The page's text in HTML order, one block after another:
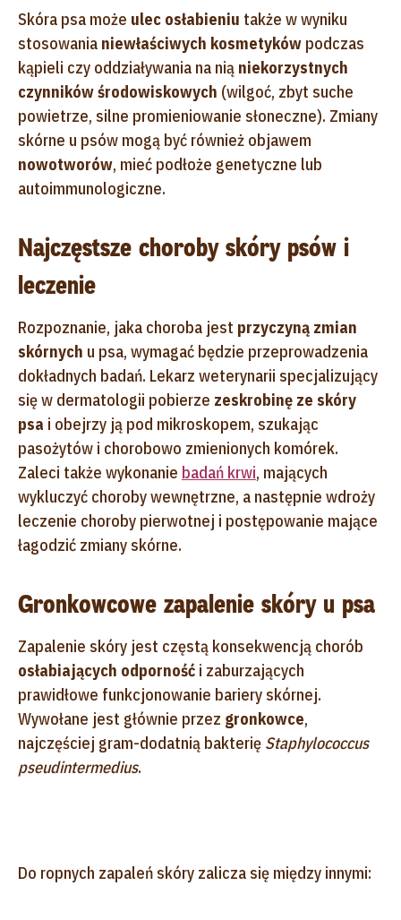
Skóra psa może ulec osłabieniu także w wyniku
stosowania niewłaściwych kosmetyków podczas
kąpieli czy oddziaływania na nią niekorzystnych
czynników środowiskowych (wilgoć, zbyt suche
powietrze, silne promieniowanie słoneczne). Zmiany
skórne u psów mogą być również objawem
nowotworów, mieć podłoże genetyczne lub
autoimmunologiczne.
Najczęstsze choroby skóry psów i
leczenie
Rozpoznanie, jaka choroba jest przyczyną zmian
skórnych u psa, wymagać będzie przeprowadzenia
dokładnych badań. Lekarz weterynarii specjalizujący
się w dermatologii pobierze zeskrobinę ze skóry
psa i obejrzy ją pod mikroskopem, szukając
pasożytów i chorobowo zmienionych komórek.
Zaleci także wykonanie badań krwi, mających
wykluczyć choroby wewnętrzne, a następnie wdroży
leczenie choroby pierwotnej i postępowanie mające
łagodzić zmiany skórne.
Gronkowcowe zapalenie skóry u psa
Zapalenie skóry jest częstą konsekwencją chorób
osłabiających odporność i zaburzających
prawidłowe funkcjonowanie bariery skórnej.
Wywołane jest głównie przez gronkowce,
najczęściej gram-dodatnią bakterię Staphylococcus
pseudintermedius.
Do ropnych zapaleń skóry zalicza się między innymi: